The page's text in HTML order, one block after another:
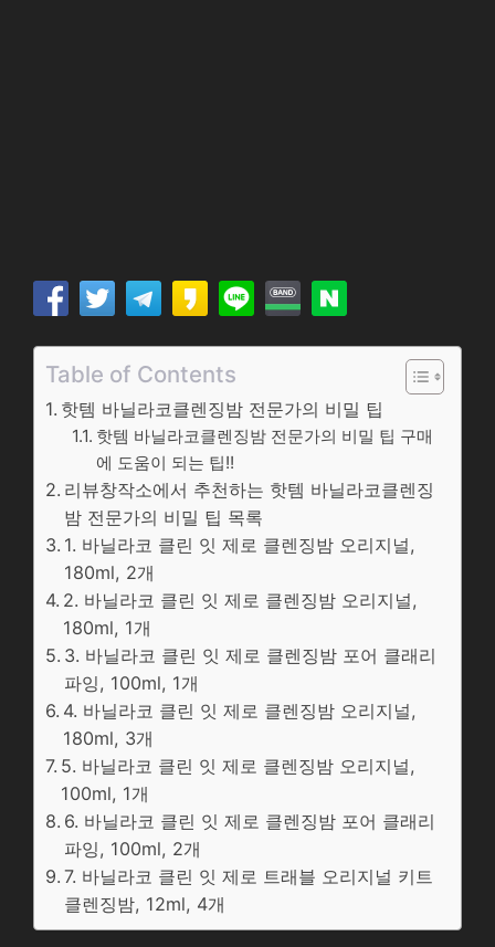
Table of Contents
핫템 바닐라코클렌징밤 전문가의 비밀 팁
핫템 바닐라코클렌징밤 전문가의 비밀 팁 구매
에 도움이 되는 팁!!
리뷰창작소에서 추천하는 핫템 바닐라코클렌징
밤 전문가의 비밀 팁 목록
1. 바닐라코 클린 잇 제로 클렌징밤 오리지널,
180ml, 2개
2. 바닐라코 클린 잇 제로 클렌징밤 오리지널,
180ml, 1개
3. 바닐라코 클린 잇 제로 클렌징밤 포어 클래리
파잉, 100ml, 1개
4. 바닐라코 클린 잇 제로 클렌징밤 오리지널,
180ml, 3개
5. 바닐라코 클린 잇 제로 클렌징밤 오리지널,
100ml, 1개
6. 바닐라코 클린 잇 제로 클렌징밤 포어 클래리
파잉, 100ml, 2개
7. 바닐라코 클린 잇 제로 트래블 오리지널 키트
클렌징밤, 12ml, 4개